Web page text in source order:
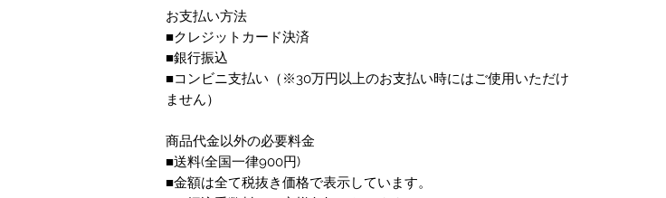
お支払い方法
■クレジットカード決済
■銀行振込
■コンビニ支払い （※30万円以上のお支払い時にはご使用いただけ
ません）
商品代金以外の必要料金
■送料(全国一律900円)
■金額は全て税抜き価格で表示しています。